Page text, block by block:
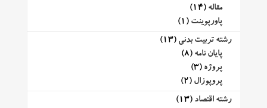
مقاله (14)
پاورپوینت (1)
رشته تربیت بدنی (13)
پایان نامه (8)
پروژه (3)
پروپوزال (2)
رشته اقتصاد (13)